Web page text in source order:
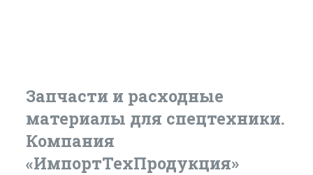
Запчасти и расходные
материалы для спецтехники.
Компания
«ИмпортТехПродукция»